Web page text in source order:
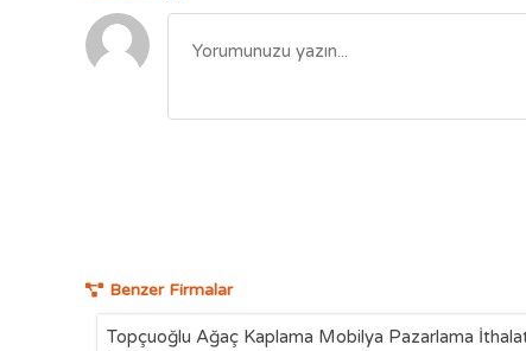
Benzer Firmalar
Topçuoğlu Ağaç Kaplama Mobilya Pazarlama